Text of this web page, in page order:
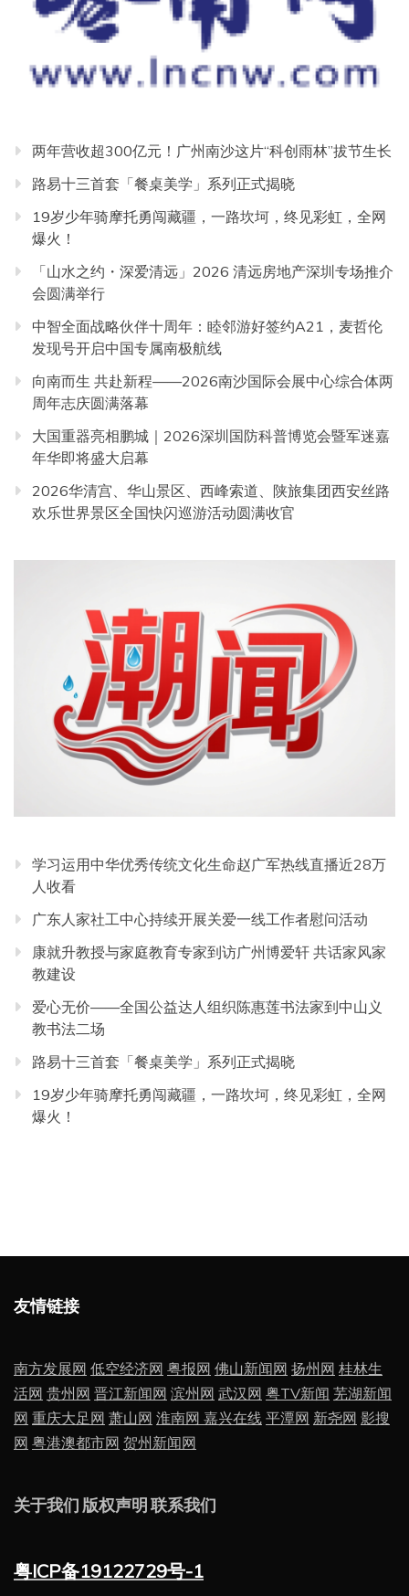
两年营收超300亿元！广州南沙这片“科创雨林”拔节生长
路易十三首套「餐桌美学」系列正式揭晓
19岁少年骑摩托勇闯藏疆，一路坎坷，终见彩虹，全网
爆火！
「山水之约・深爱清远」2026 清远房地产深圳专场推介
会圆满举行
中智全面战略伙伴十周年：睦邻游好签约A21，麦哲伦
发现号开启中国专属南极航线
向南而生 共赴新程——2026南沙国际会展中心综合体两
周年志庆圆满落幕
大国重器亮相鹏城｜2026深圳国防科普博览会暨军迷嘉
年华即将盛大启幕
2026华清宫、华山景区、西峰索道、陕旅集团西安丝路
欢乐世界景区全国快闪巡游活动圆满收官
学习运用中华优秀传统文化生命赵广军热线直播近28万
人收看
广东人家社工中心持续开展关爱一线工作者慰问活动
康就升教授与家庭教育专家到访广州博爱轩 共话家风家
教建设
爱心无价——全国公益达人组织陈惠莲书法家到中山义
教书法二场
路易十三首套「餐桌美学」系列正式揭晓
19岁少年骑摩托勇闯藏疆，一路坎坷，终见彩虹，全网
爆火！
友情链接
南方发展网 低空经济网 粤报网 佛山新闻网 扬州网 桂林生
活网 贵州网 晋江新闻网 滨州网 武汉网 粤TV新闻 芜湖新闻
网 重庆大足网 萧山网 淮南网 嘉兴在线 平潭网 新尧网 影搜
网 粤港澳都市网 贺州新闻网
关于我们 版权声明 联系我们
粤ICP备19122729号-1